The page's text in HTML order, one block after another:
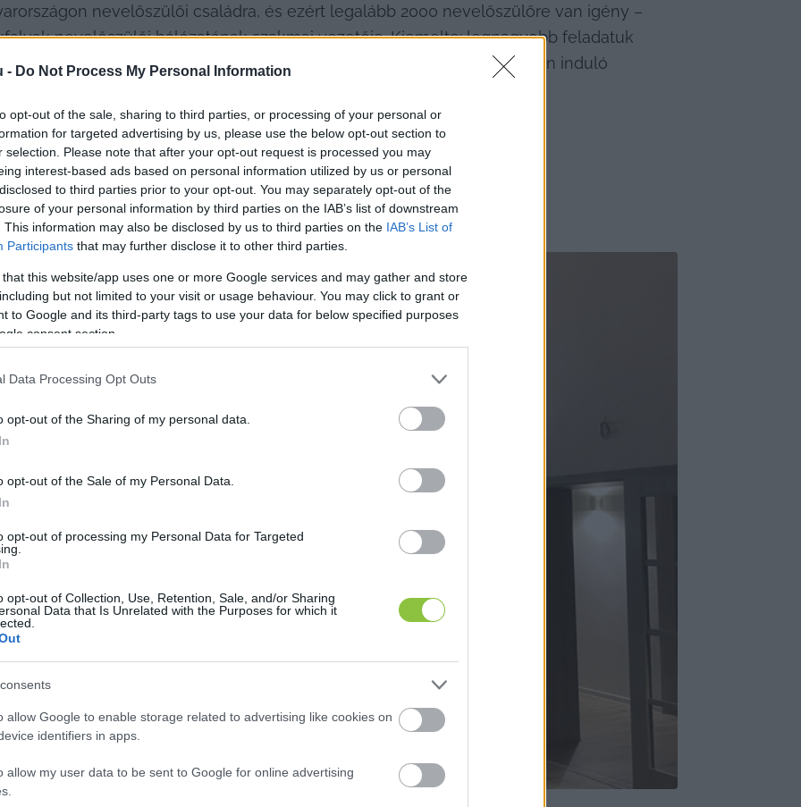
- Do Not Process My Personal Information
opt-out of the sale, sharing to third parties, or processing of your personal or
for targeted advertising by us, please use the below opt-out section to
selection. Please note that after your opt-out request is processed you may
interest-based ads based on personal information utilized by us or personal
to third parties prior to your opt-out. You may separately opt-out of the
of your personal information by third parties on the IAB’s list of downstream
This information may also be disclosed by us to third parties on the IAB’s List of
Participants that may further disclose it to other third parties.
that this website/app uses one or more Google services and may gather and store
but not limited to your visit or usage behaviour. You may click to grant or
to Google and its third-party tags to use your data for below specified purposes
consent section.
Data Processing Opt Outs
opt-out of the Sharing of my personal data.
opt-out of the Sale of my Personal Data.
opt-out of processing my Personal Data for Targeted
opt-out of Collection, Use, Retention, Sale, and/or Sharing
Data that Is Unrelated with the Purposes for which it
allow Google to enable storage related to advertising like cookies on
identifiers in apps.
allow my user data to be sent to Google for online advertising
nevelőszülői családra, és ezért legalább 2000 nevelőszülőre van igény –
nevelőszülői hálózatának szakmai vezetője. Kiemelte: legnagyobb feladatuk
találjanak a februárban Budapesten, majd áprilisban Kecskeméten induló
közösségével és szakembereivel / Fotó: kecsup.hu